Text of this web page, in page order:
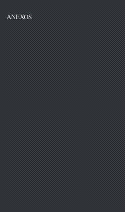
ANEXOS